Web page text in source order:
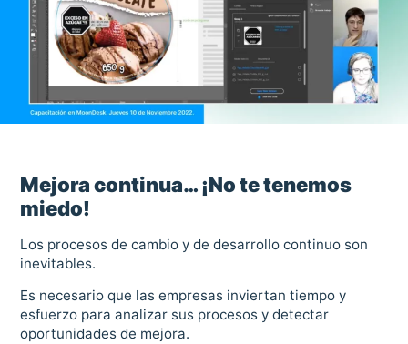
Mejora continua… ¡No te tenemos
miedo!
Los procesos de cambio y de desarrollo continuo son
inevitables.
Es necesario que las empresas inviertan tiempo y
esfuerzo para analizar sus procesos y detectar
oportunidades de mejora.